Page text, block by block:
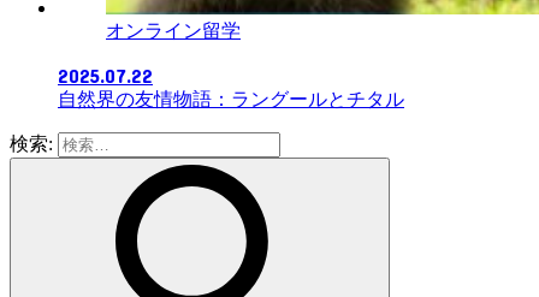
オンライン留学
2025.07.22
自然界の友情物語：ラングールとチタル
検索: